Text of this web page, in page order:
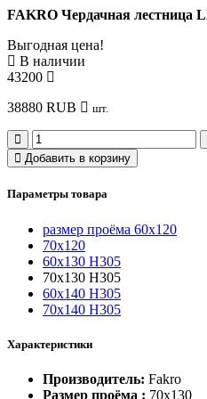
FAKRO Чердачная лестница
Выгодная цена!
В наличии
43200
38880 RUB шт.
Добавить в корзину
Параметры товара
размер проёма 60x120
70x120
60х130 Н305
70х130 Н305
60х140 Н305
70х140 Н305
Характеристики
Производитель: Fakro
Размер проёма : 70x130